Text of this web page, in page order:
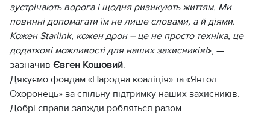
зустрічають ворога і щодня ризикують життям. Ми
повинні допомагати їм не лише словами, а й діями.
Кожен Starlink, кожен дрон – це не просто техніка, це
додаткові можливості для наших захисників!», —
зазначив Євген Кошовий.
Дякуємо фондам «Народна коаліція» та «Янгол
Охоронець» за спільну підтримку наших захисників.
Добрі справи завжди робляться разом.